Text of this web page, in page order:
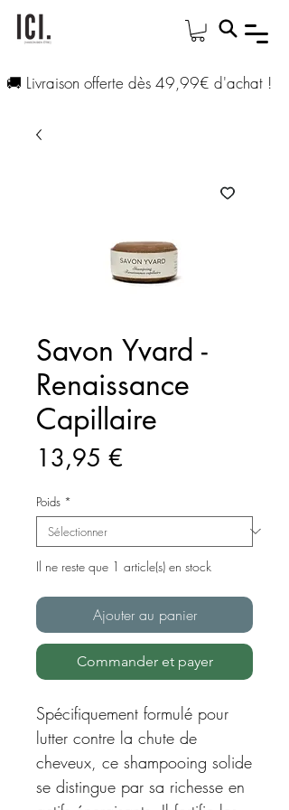
🚚 Livraison offerte dès 49,99€ d'achat !
Savon Yvard -
Renaissance
Capillaire
13,95 €
Poids *
Il ne reste que 1 article(s) en stock
Ajouter au panier
Commander et payer
Spécifiquement formulé pour
lutter contre la chute de
cheveux, ce shampooing solide
se distingue par sa richesse en